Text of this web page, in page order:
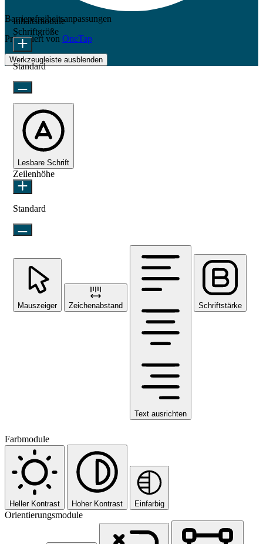
Barrierefreiheitsanpassungen
Präsentiert von OneTap
Werkzeugleiste ausblenden
Inhaltsmodule
Schriftgröße
Standard
Lesbare Schrift
Zeilenhöhe
Standard
Mauszeiger Zeichenabstand
Text ausrichten
Schriftstärke
Farbmodule
Heller Kontrast Hoher Kontrast Einfarbig
Orientierungsmodule